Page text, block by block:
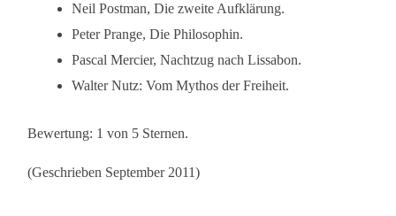
Neil Postman, Die zweite Aufklärung.
Peter Prange, Die Philosophin.
Pascal Mercier, Nachtzug nach Lissabon.
Walter Nutz: Vom Mythos der Freiheit.
Bewertung: 1 von 5 Sternen.
(Geschrieben September 2011)